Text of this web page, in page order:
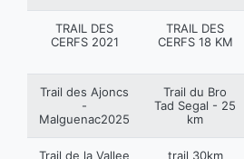
TRAIL DES
CERFS 2021
TRAIL DES
CERFS 18 KM
Trail des Ajoncs
-
Malguenac2025
Trail du Bro
Tad Segal - 25
km
Trail de la Vallee
trail 30km